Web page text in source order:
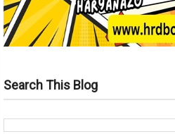
Search This Blog